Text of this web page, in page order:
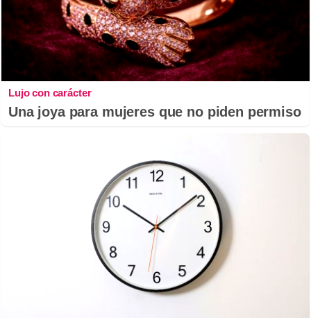
Lujo con carácter
Una joya para mujeres que no piden permiso